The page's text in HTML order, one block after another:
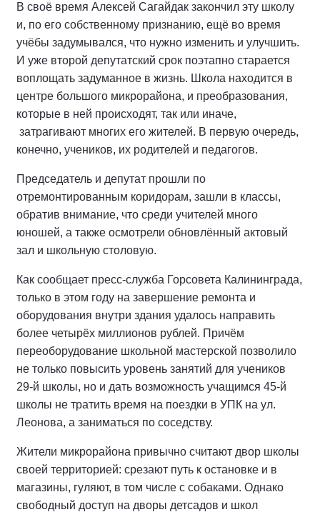
В своё время Алексей Сагайдак закончил эту школу
и, по его собственному признанию, ещё во время
учёбы задумывался, что нужно изменить и улучшить.
И уже второй депутатский срок поэтапно старается
воплощать задуманное в жизнь. Школа находится в
центре большого микрорайона, и преобразования,
которые в ней происходят, так или иначе,
затрагивают многих его жителей. В первую очередь,
конечно, учеников, их родителей и педагогов.
Председатель и депутат прошли по
отремонтированным коридорам, зашли в классы,
обратив внимание, что среди учителей много
юношей, а также осмотрели обновлённый актовый
зал и школьную столовую.
Как сообщает пресс-служба Горсовета Калининграда,
только в этом году на завершение ремонта и
оборудования внутри здания удалось направить
более четырёх миллионов рублей. Причём
переоборудование школьной мастерской позволило
не только повысить уровень занятий для учеников
29-й школы, но и дать возможность учащимся 45-й
школы не тратить время на поездки в УПК на ул.
Леонова, а заниматься по соседству.
Жители микрорайона привычно считают двор школы
своей территорией: срезают путь к остановке и в
магазины, гуляют, в том числе с собаками. Однако
свободный доступ на дворы детсадов и школ